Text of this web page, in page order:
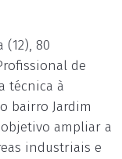
80
de
técnica à
bairro Jardim
ampliar a
industriais e